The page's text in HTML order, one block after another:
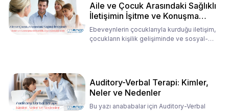
Aile ve Çocuk Arasındaki Sağlıklı
İletişimin İşitme ve Konuşma
Rehabilitasyonundaki Rolü
Ebeveynlerin çocuklarıyla kurduğu iletişim,
çocukların kişilik gelişiminde ve sosyal-
Auditory-Verbal Terapi: Kimler,
Neler ve Nedenler
Bu yazı anababalar için Auditory-Verbal